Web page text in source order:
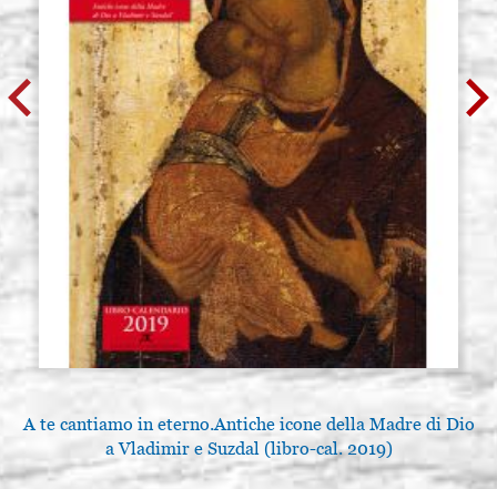
A te cantiamo in eterno.Antiche icone della Madre di Dio
a Vladimir e Suzdal (libro-cal. 2019)